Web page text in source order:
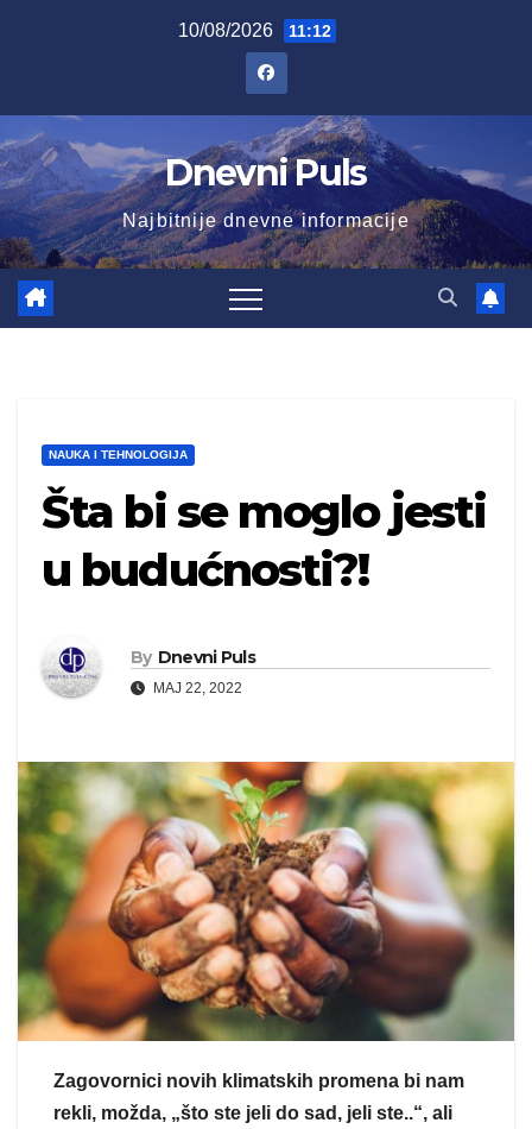
10/08/2026 11:12
Dnevni Puls
Najbitnije dnevne informacije
NAUKA I TEHNOLOGIJA
Šta bi se moglo jesti
u budućnosti?!
By Dnevni Puls
MAJ 22, 2022
Zagovornici novih klimatskih promena bi nam
rekli, možda, „što ste jeli do sad, jeli ste..“, ali